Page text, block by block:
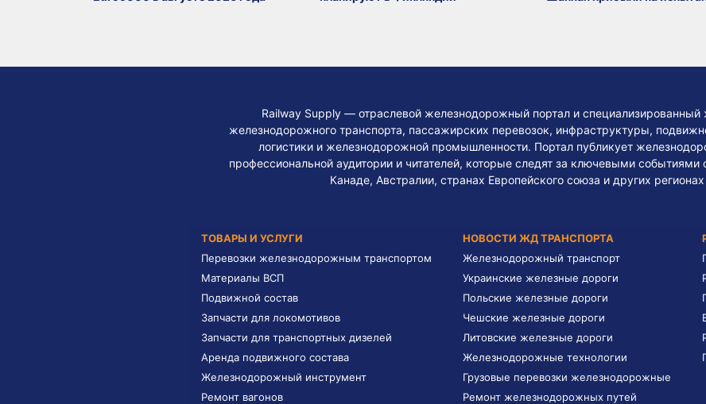
Railway Supply — отраслевой железнодорожный портал и специализированный
железнодорожного транспорта, пассажирских перевозок, инфраструктуры,
логистики и железнодорожной промышленности. Портал публикует
профессиональной аудитории и читателей, которые следят за ключевыми
Канаде, Австралии, странах Европейского союза и других
ТОВАРЫ И УСЛУГИ
Перевозки железнодорожным транспортом
Материалы ВСП
Подвижной состав
Запчасти для локомотивов
Запчасти для транспортных дизелей
Аренда подвижного состава
Железнодорожный инструмент
Ремонт вагонов
НОВОСТИ ЖД ТРАНСПОРТА
Железнодорожный транспорт
Украинские железные дороги
Польские железные дороги
Чешские железные дороги
Литовские железные дороги
Железнодорожные технологии
Грузовые перевозки железнодорожные
Ремонт железнодорожных путей